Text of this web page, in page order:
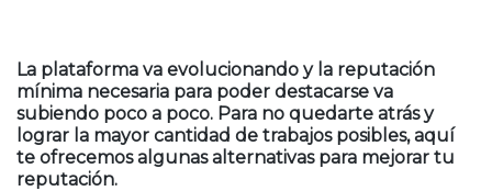
La plataforma va evolucionando y la reputación
mínima necesaria para poder destacarse va
subiendo poco a poco. Para no quedarte atrás y
lograr la mayor cantidad de trabajos posibles, aquí
te ofrecemos algunas alternativas para mejorar tu
reputación.